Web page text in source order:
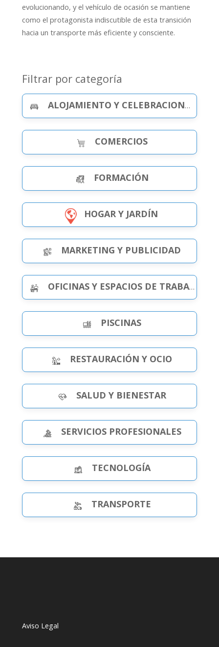
evolucionando, y el vehículo de ocasión se mantiene
como el protagonista indiscutible de esta transición
hacia un transporte más eficiente y consciente.
Filtrar por categoría
ALOJAMIENTO Y CELEBRACIONES
COMERCIOS
FORMACIÓN
HOGAR Y JARDÍN
MARKETING Y PUBLICIDAD
OFICINAS Y ESPACIOS DE TRABAJO
PISCINAS
RESTAURACIÓN Y OCIO
SALUD Y BIENESTAR
SERVICIOS PROFESIONALES
TECNOLOGÍA
TRANSPORTE
Aviso Legal